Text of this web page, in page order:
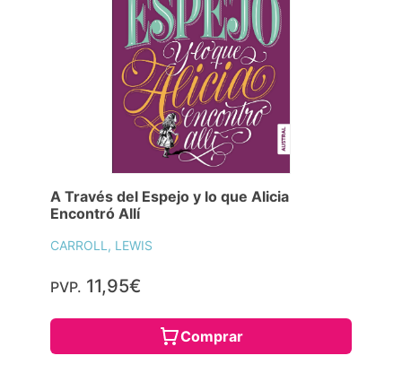
A Través del Espejo y lo que Alicia
Encontró Allí
CARROLL, LEWIS
PVP. 11,95€
Comprar